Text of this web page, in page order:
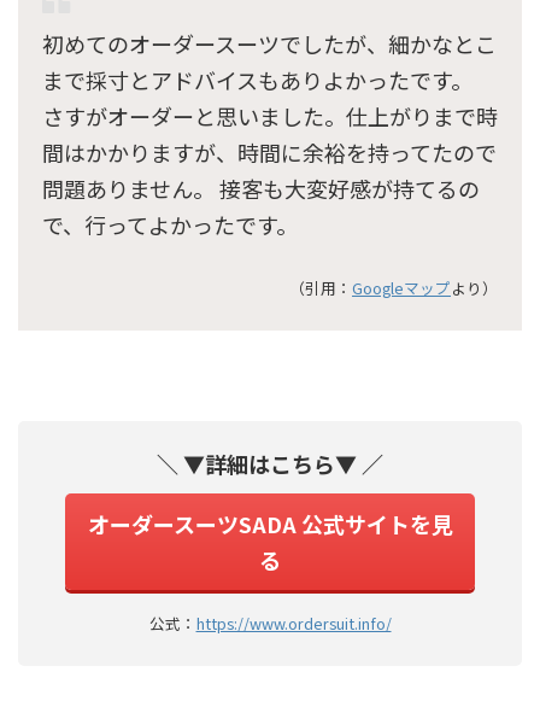
初めてのオーダースーツでしたが、細かなとこ
まで採寸とアドバイスもありよかったです。
さすがオーダーと思いました。仕上がりまで時
間はかかりますが、時間に余裕を持ってたので
問題ありません。 接客も大変好感が持てるの
で、行ってよかったです。
（引用： Googleマップより）
＼ ▼詳細はこちら▼ ／
オーダースーツSADA 公式サイトを見
る
公式： https://www.ordersuit.info/